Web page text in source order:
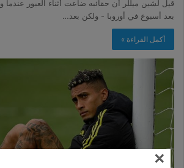
قيل لشين ميللر أن حقائبه ضاعت أثناء العبور
بعد أسبوع في أوروبا - ولكن بعد…
أكمل القراءة »
×